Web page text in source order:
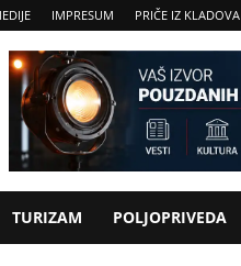
IMPRESUM PRIČE IZ KLADOVA
TURIZAM POLJOPRIVEDA